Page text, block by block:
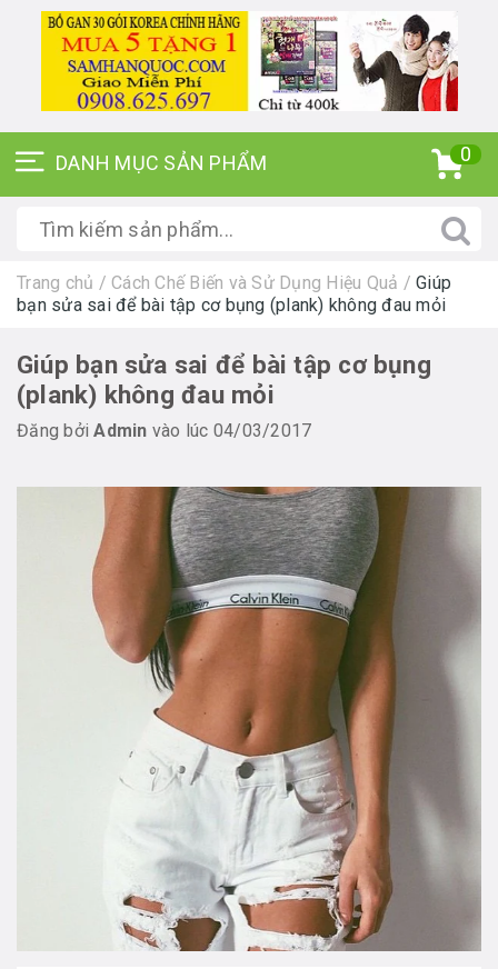
0
Trang chủ / Cách Chế Biến và Sử Dụng Hiệu Quả / Giúp
bạn sửa sai để bài tập cơ bụng (plank) không đau mỏi
Giúp bạn sửa sai để bài tập cơ bụng
(plank) không đau mỏi
Đăng bởiAdmin vào lúc 04/03/2017